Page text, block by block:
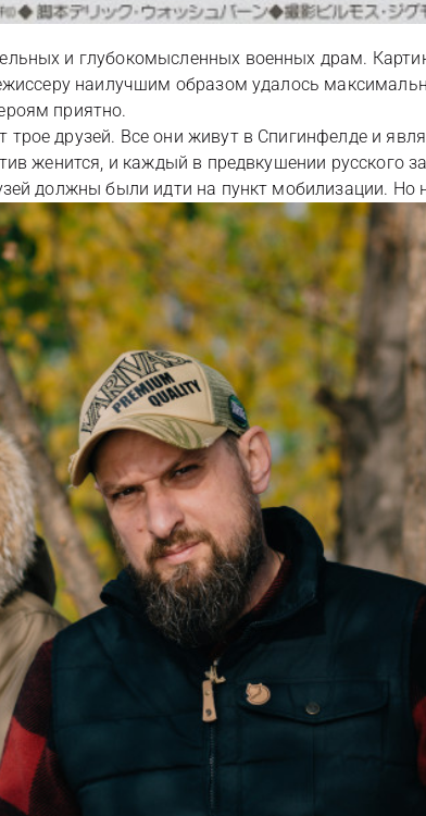
и глубокомысленных военных драм.
наилучшим образом удалось
приятно.
друзей. Все они живут в Спигинфелде и
женится, и каждый в предвкушении русского
должны были идти на пункт мобилизации.